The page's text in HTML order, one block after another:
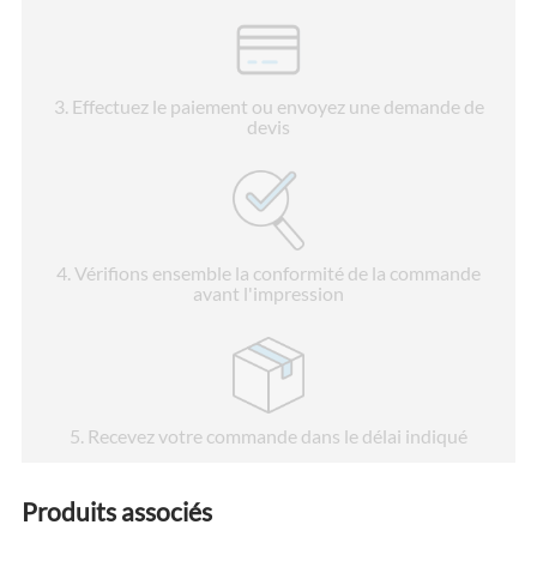
3 . Effectuez le paiement ou envoyez une demande de
devis
4. Vérifions ensemble la conformité de la commande
avant l'impression
5 . Recevez votre commande dans le délai indiqué
Produits associés